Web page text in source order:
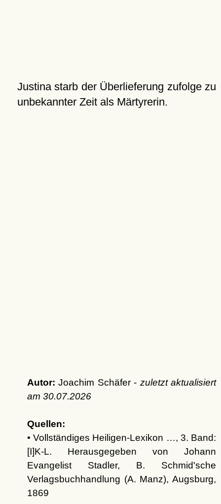
Justina starb der Überlieferung zufolge zu
unbekannter Zeit als Märtyrerin.
Autor: Joachim Schäfer - zuletzt aktualisiert
am 30.07.2026
Quellen:
• Vollständiges Heiligen-Lexikon …, 3. Band:
[I]K-L. Herausgegeben von Johann
Evangelist Stadler, B. Schmid'sche
Verlagsbuchhandlung (A. Manz), Augsburg,
1869